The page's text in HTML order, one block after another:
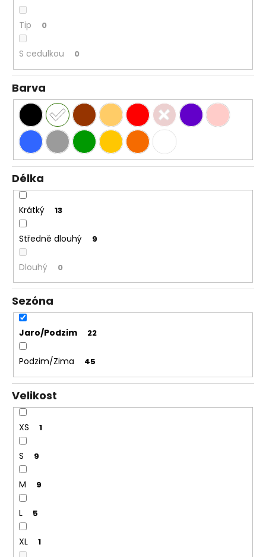
Tip 0
S cedulkou 0
Barva
Délka
Krátký 13
Středně dlouhý 9
Dlouhý 0
Sezóna
Jaro/Podzim 22
Podzim/Zima 45
Velikost
XS 1
S 9
M 9
L 5
XL 1